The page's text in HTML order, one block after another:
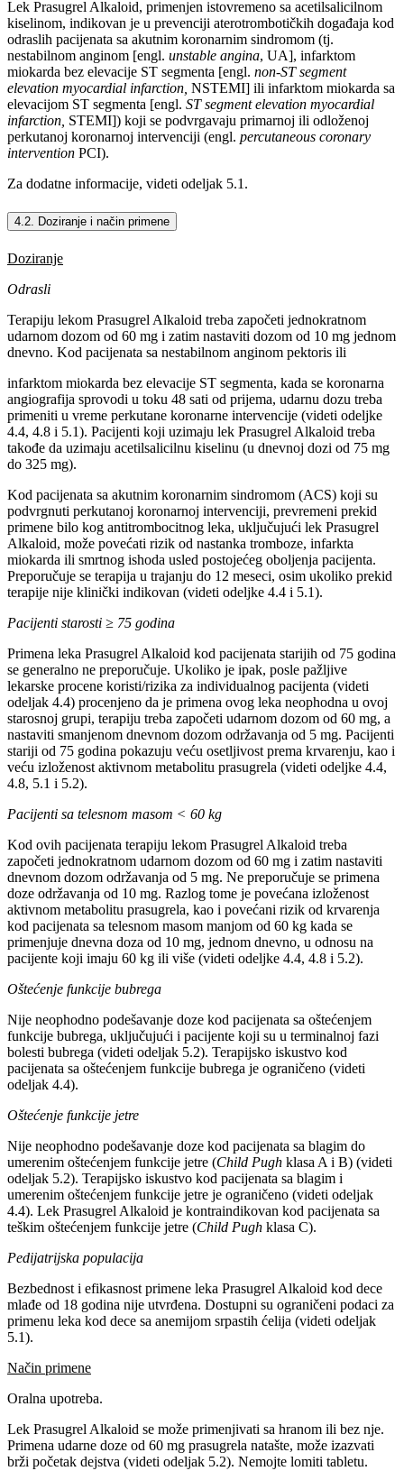
Lek Prasugrel Alkaloid, primenjen istovremeno sa acetilsalicilnom
kiselinom, indikovan je u prevenciji aterotrombotičkih događaja kod
odraslih pacijenata sa akutnim koronarnim sindromom (tj.
nestabilnom anginom [engl. unstable angina, UA], infarktom
miokarda bez elevacije ST segmenta [engl. non-ST segment
elevation myocardial infarction, NSTEMI] ili infarktom miokarda sa
elevacijom ST segmenta [engl. ST segment elevation myocardial
infarction, STEMI]) koji se podvrgavaju primarnoj ili odloženoj
perkutanoj koronarnoj intervenciji (engl. percutaneous coronary
intervention PCI).
Za dodatne informacije, videti odeljak 5.1.
4.2. Doziranje i način primene
Doziranje
Odrasli
Terapiju lekom Prasugrel Alkaloid treba započeti jednokratnom
udarnom dozom od 60 mg i zatim nastaviti dozom od 10 mg jednom
dnevno. Kod pacijenata sa nestabilnom anginom pektoris ili
infarktom miokarda bez elevacije ST segmenta, kada se koronarna
angiografija sprovodi u toku 48 sati od prijema, udarnu dozu treba
primeniti u vreme perkutane koronarne intervencije (videti odeljke
4.4, 4.8 i 5.1). Pacijenti koji uzimaju lek Prasugrel Alkaloid treba
takođe da uzimaju acetilsalicilnu kiselinu (u dnevnoj dozi od 75 mg
do 325 mg).
Kod pacijenata sa akutnim koronarnim sindromom (ACS) koji su
podvrgnuti perkutanoj koronarnoj intervenciji, prevremeni prekid
primene bilo kog antitrombocitnog leka, uključujući lek Prasugrel
Alkaloid, može povećati rizik od nastanka tromboze, infarkta
miokarda ili smrtnog ishoda usled postojećeg oboljenja pacijenta.
Preporučuje se terapija u trajanju do 12 meseci, osim ukoliko prekid
terapije nije klinički indikovan (videti odeljke 4.4 i 5.1).
Pacijenti starosti ≥ 75 godina
Primena leka Prasugrel Alkaloid kod pacijenata starijih od 75 godina
se generalno ne preporučuje. Ukoliko je ipak, posle pažljive
lekarske procene koristi/rizika za individualnog pacijenta (videti
odeljak 4.4) procenjeno da je primena ovog leka neophodna u ovoj
starosnoj grupi, terapiju treba započeti udarnom dozom od 60 mg, a
nastaviti smanjenom dnevnom dozom održavanja od 5 mg. Pacijenti
stariji od 75 godina pokazuju veću osetljivost prema krvarenju, kao i
veću izloženost aktivnom metabolitu prasugrela (videti odeljke 4.4,
4.8, 5.1 i 5.2).
Pacijenti sa telesnom masom ˂ 60 kg
Kod ovih pacijenata terapiju lekom Prasugrel Alkaloid treba
započeti jednokratnom udarnom dozom od 60 mg i zatim nastaviti
dnevnom dozom održavanja od 5 mg. Ne preporučuje se primena
doze održavanja od 10 mg. Razlog tome je povećana izloženost
aktivnom metabolitu prasugrela, kao i povećani rizik od krvarenja
kod pacijenata sa telesnom masom manjom od 60 kg kada se
primenjuje dnevna doza od 10 mg, jednom dnevno, u odnosu na
pacijente koji imaju 60 kg ili više (videti odeljke 4.4, 4.8 i 5.2).
Oštećenje funkcije bubrega
Nije neophodno podešavanje doze kod pacijenata sa oštećenjem
funkcije bubrega, uključujući i pacijente koji su u terminalnoj fazi
bolesti bubrega (videti odeljak 5.2). Terapijsko iskustvo kod
pacijenata sa oštećenjem funkcije bubrega je ograničeno (videti
odeljak 4.4).
Oštećenje funkcije jetre
Nije neophodno podešavanje doze kod pacijenata sa blagim do
umerenim oštećenjem funkcije jetre (Child Pugh klasa A i B) (videti
odeljak 5.2). Terapijsko iskustvo kod pacijenata sa blagim i
umerenim oštećenjem funkcije jetre je ograničeno (videti odeljak
4.4). Lek Prasugrel Alkaloid je kontraindikovan kod pacijenata sa
teškim oštećenjem funkcije jetre (Child Pugh klasa C).
Pedijatrijska populacija
Bezbednost i efikasnost primene leka Prasugrel Alkaloid kod dece
mlađe od 18 godina nije utvrđena. Dostupni su ograničeni podaci za
primenu leka kod dece sa anemijom srpastih ćelija (videti odeljak
5.1).
Način primene
Oralna upotreba.
Lek Prasugrel Alkaloid se može primenjivati sa hranom ili bez nje.
Primena udarne doze od 60 mg prasugrela natašte, može izazvati
brži početak dejstva (videti odeljak 5.2). Nemojte lomiti tabletu.